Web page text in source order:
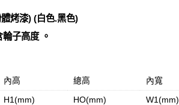
烤漆) (白色.黑色)
子高度 。
內高 總高 內寬
H1(mm) HO(mm) W1(mm)